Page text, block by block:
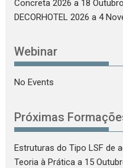
Concreta 2026 a 18
DECORHOTEL 2026 a 4
Webinar
No Events
Próximas
Estruturas do Tipo LSF de
Teoria à Prática a 15